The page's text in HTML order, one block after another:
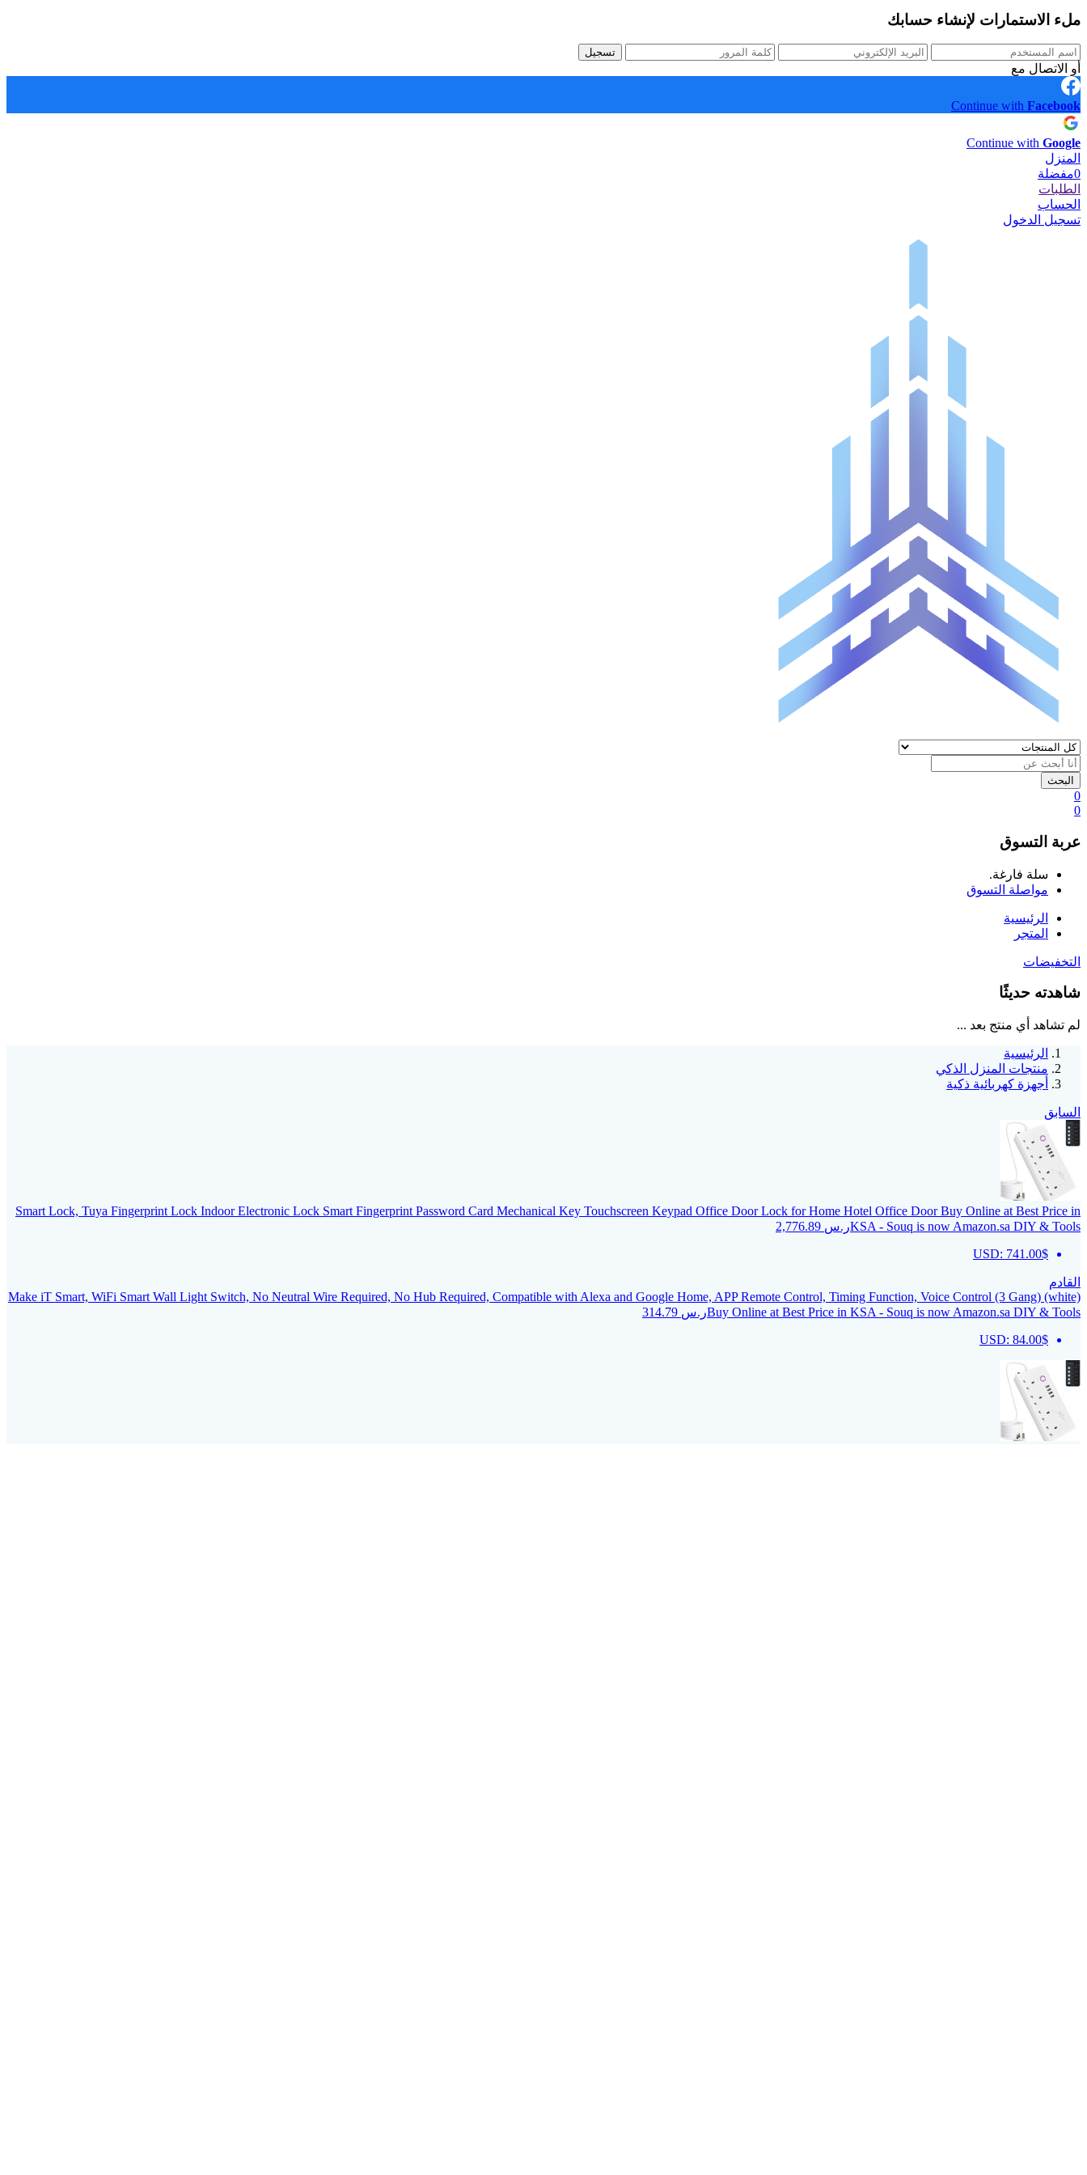
ملء الاستمارات لإنشاء حسابك
أو الاتصال مع
Continue with Facebook
Continue with Google
المنزل
0مفضلة
الطلبات
الحساب
تسجيل الدخول
البحث
0
0
عربة التسوق
سلة فارغة.
مواصلة التسوق
الرئيسية
المتجر
التخفيضات
شاهدته حديثًا
لم تشاهد أي منتج بعد ...
الرئيسية
منتجات المنزل الذكي
أجهزة كهربائية ذكية
السابق
Smart Lock, Tuya Fingerprint Lock Indoor Electronic Lock Smart Fingerprint Password Card Mechanical Key Touchscreen Keypad Office Door Lock for Home Hotel Office Door Buy Online at Best Price in
KSA - Souq is now Amazon.sa DIY & Toolsر.س
USD: 741.00$
القادم
Make iT Smart, WiFi Smart Wall Light Switch, No Neutral Wire Required, No Hub Required, Compatible with Alexa and Google Home, APP Remote Control, Timing Function, Voice Control (3 Gang) (white)
Buy Online at Best Price in KSA - Souq is now Amazon.sa DIY & Toolsر.س
USD: 84.00$